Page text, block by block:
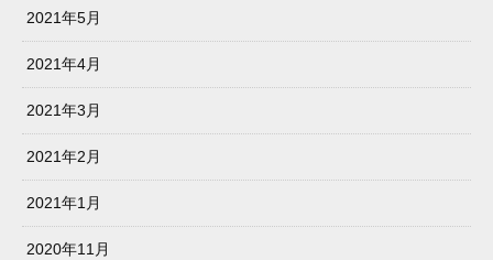
2021年5月
2021年4月
2021年3月
2021年2月
2021年1月
2020年11月